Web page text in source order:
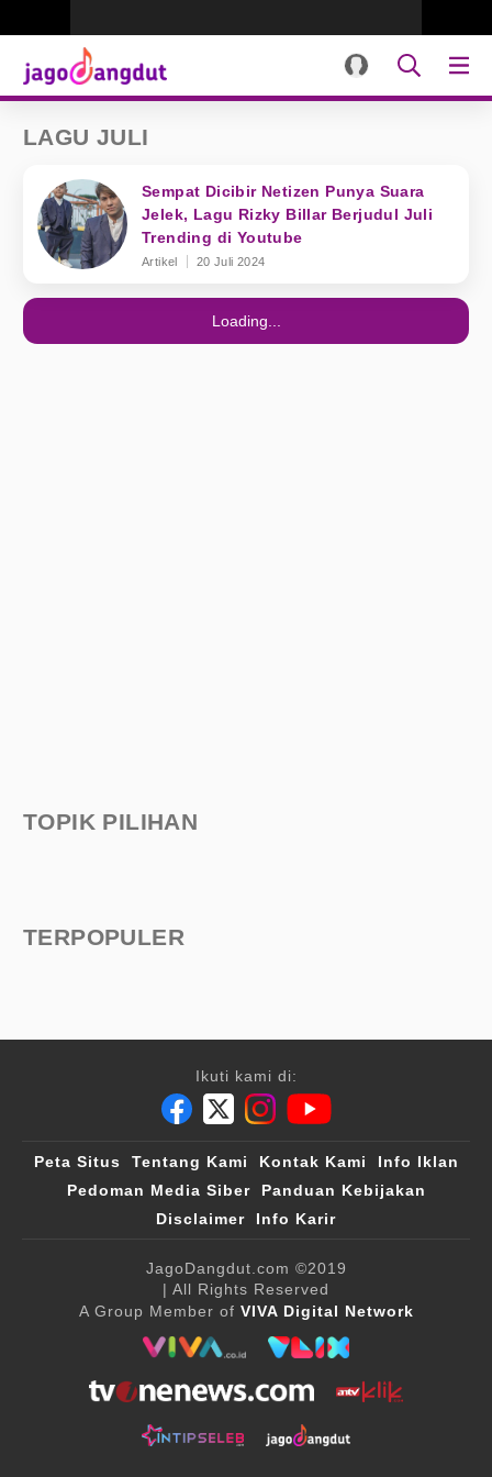
LAGU JULI
Sempat Dicibir Netizen Punya Suara
Jelek, Lagu Rizky Billar Berjudul Juli
Trending di Youtube
Artikel 20 Juli 2024
Loading...
TOPIK PILIHAN
TERPOPULER
Ikuti kami di:
Peta Situs Tentang Kami Kontak Kami
Info Iklan
Pedoman Media Siber
Panduan Kebijakan
Disclaimer
Info Karir
JagoDangdut.com ©2019
| All Rights Reserved
A Group Member of VIVA Digital Network